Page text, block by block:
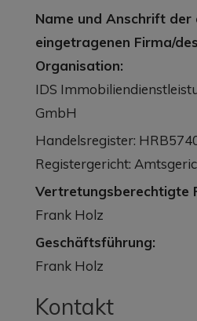
Name und Anschrift
eingetragenen Firma/
Organisation:
IDS
GmbH
Handelsregister:
Registergericht:
Vertretungsberechtigte
Frank Holz
Geschäftsführung:
Frank Holz
Kontakt